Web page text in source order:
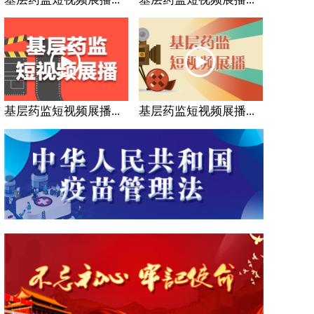
基层药监短视频展播... 基层药监短视频展播...